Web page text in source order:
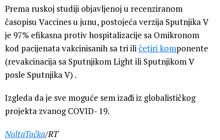
Prema ruskoj studiji objavljenoj u recenziranom
časopisu Vaccines u junu, postojeća verzija Sputnjika V
je 97% efikasna protiv hospitalizacije sa Omikronom
kod pacijenata vakcinisanih sa tri iličetiri komponente
(revakcinacija sa Sputnjikom Light ili Sputnjikom V
posle Sputnjika V) .
Izgleda da je sve moguće sem izađi iz globalističkog
projekta zvanog COVID- 19.
NultaTačka/RT